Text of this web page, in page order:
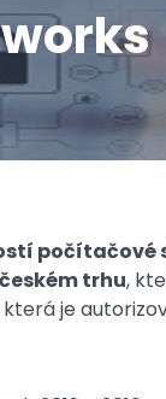
počítačové
trhu,
je